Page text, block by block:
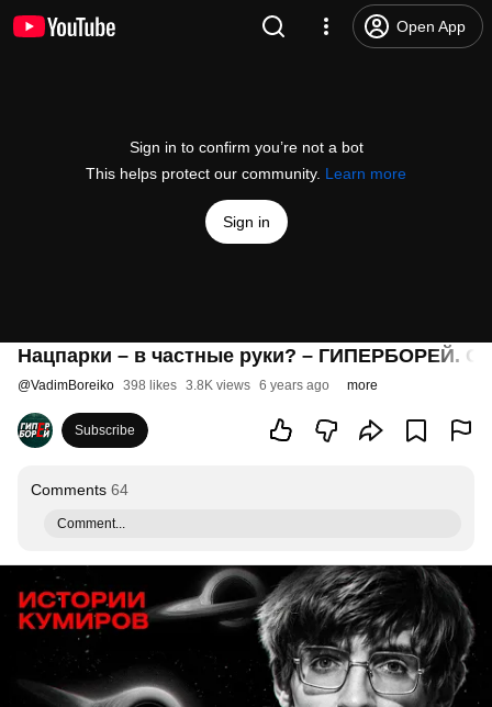
Open App
Sign in to confirm you’re not a bot
This helps protect our community. Learn more
Sign in
Нацпарки – в частные руки? – ГИПЕРБОРЕЙ.
@VadimBoreiko 398 likes 3.8K views 6 years ago more
Subscribe
Comments 64
Comment...